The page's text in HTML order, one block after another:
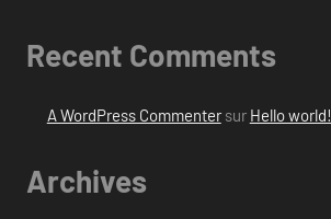
Recent Comments
A WordPress Commentersur Hello world!
Archives